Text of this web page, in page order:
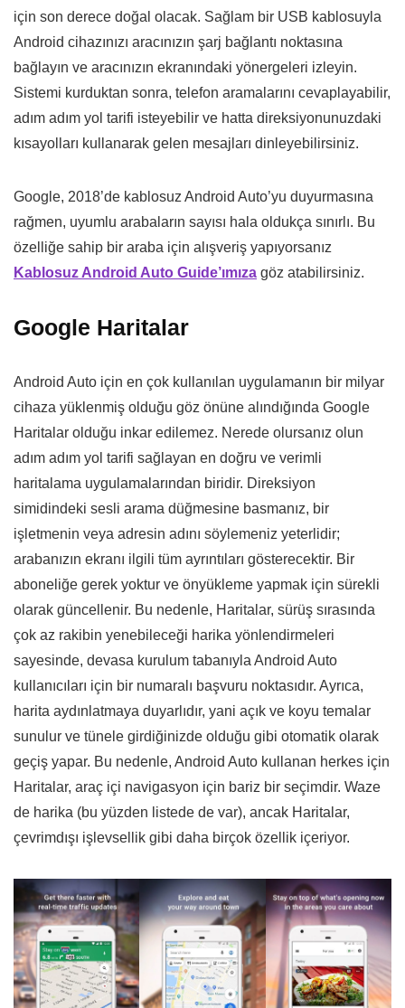
için son derece doğal olacak. Sağlam bir USB kablosuyla
Android cihazınızı aracınızın şarj bağlantı noktasına
bağlayın ve aracınızın ekranındaki yönergeleri izleyin.
Sistemi kurduktan sonra, telefon aramalarını cevaplayabilir,
adım adım yol tarifi isteyebilir ve hatta direksiyonunuzdaki
kısayolları kullanarak gelen mesajları dinleyebilirsiniz.
Google, 2018’de kablosuz Android Auto’yu duyurmasına
rağmen, uyumlu arabaların sayısı hala oldukça sınırlı. Bu
özelliğe sahip bir araba için alışveriş yapıyorsanız
Kablosuz Android Auto Guide’ımıza göz atabilirsiniz.
Google Haritalar
Android Auto için en çok kullanılan uygulamanın bir milyar
cihaza yüklenmiş olduğu göz önüne alındığında Google
Haritalar olduğu inkar edilemez. Nerede olursanız olun
adım adım yol tarifi sağlayan en doğru ve verimli
haritalama uygulamalarından biridir. Direksiyon
simidindeki sesli arama düğmesine basmanız, bir
işletmenin veya adresin adını söylemeniz yeterlidir;
arabanızın ekranı ilgili tüm ayrıntıları gösterecektir. Bir
aboneliğe gerek yoktur ve önyükleme yapmak için sürekli
olarak güncellenir. Bu nedenle, Haritalar, sürüş sırasında
çok az rakibin yenebileceği harika yönlendirmeleri
sayesinde, devasa kurulum tabanıyla Android Auto
kullanıcıları için bir numaralı başvuru noktasıdır. Ayrıca,
harita aydınlatmaya duyarlıdır, yani açık ve koyu temalar
sunulur ve tünele girdiğinizde olduğu gibi otomatik olarak
geçiş yapar. Bu nedenle, Android Auto kullanan herkes için
Haritalar, araç içi navigasyon için bariz bir seçimdir. Waze
de harika (bu yüzden listede de var), ancak Haritalar,
çevrimdışı işlevsellik gibi daha birçok özellik içeriyor.